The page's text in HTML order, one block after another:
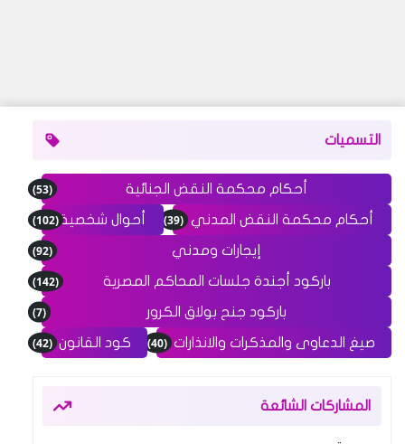
التسميات
أحكام محكمة النقض الجنائية (53)
أحكام محكمة النقض المدني (39) أحوال شخصية(102)
إيجارات ومدني (92)
باركود أجندة جلسات المحاكم المصرية (142)
باركود جنح بولاق الكرور (7)
صيغ الدعاوى والمذكرات والانذارات (40) كود القانون (42)
المشاركات الشائعة